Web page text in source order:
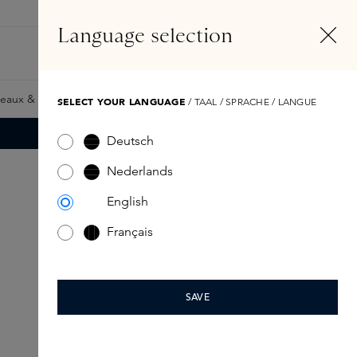
& Giftcards Samples Skins Exclusives Skins
Language selection
SELECT YOUR LANGUAGE / TAAL / SPRACHE / LANGUE
Deutsch
Nederlands
English
Français
SAVE